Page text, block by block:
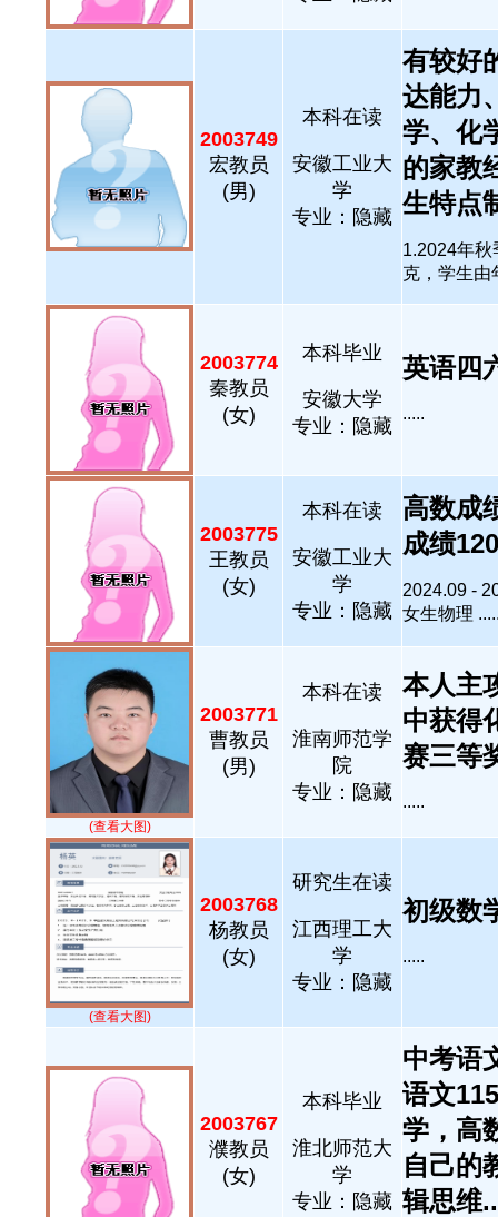
2003749
宏教员
(男)
本科在读
安徽工业大
学
专业：隐藏
有较好
达能力
学、化
的家教
生特点
1.2024年
克，学生由
2003774
秦教员
(女)
本科毕业
安徽大学
专业：隐藏
英语四
.....
2003775
王教员
(女)
本科在读
安徽工业大
学
专业：隐藏
高数成
成绩
2024.09 -
女生物理
(查看大图)
2003771
曹教员
(男)
本科在读
淮南师范学
院
专业：隐藏
本人主
中获得
赛三等
.....
(查看大图)
2003768
杨教员
(女)
研究生在读
江西理工大
学
专业：隐藏
初级数
.....
2003767
濮教员
(女)
本科毕业
淮北师范大
学
专业：隐藏
中考语
语文
学，高
自己的
辑思维